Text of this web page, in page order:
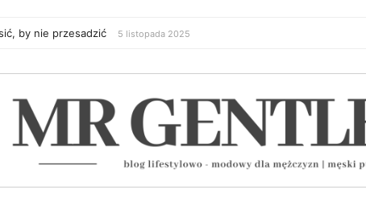
by nie przesadzić 5 listopada 2025